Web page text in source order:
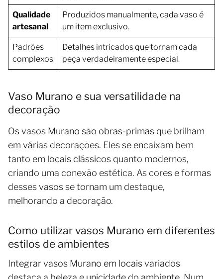
Qualidade
artesanal
Produzidos manualmente, cada vaso é
um item exclusivo.
Padrões
complexos
Detalhes intricados que tornam cada
peça verdadeiramente especial.
Vaso Murano e sua versatilidade na
decoração
Os vasos Murano são obras-primas que brilham
em várias decorações. Eles se encaixam bem
tanto em locais clássicos quanto modernos,
criando uma conexão estética. As cores e formas
desses vasos se tornam um destaque,
melhorando a decoração.
Como utilizar vasos Murano em diferentes
estilos de ambientes
Integrar vasos Murano em locais variados